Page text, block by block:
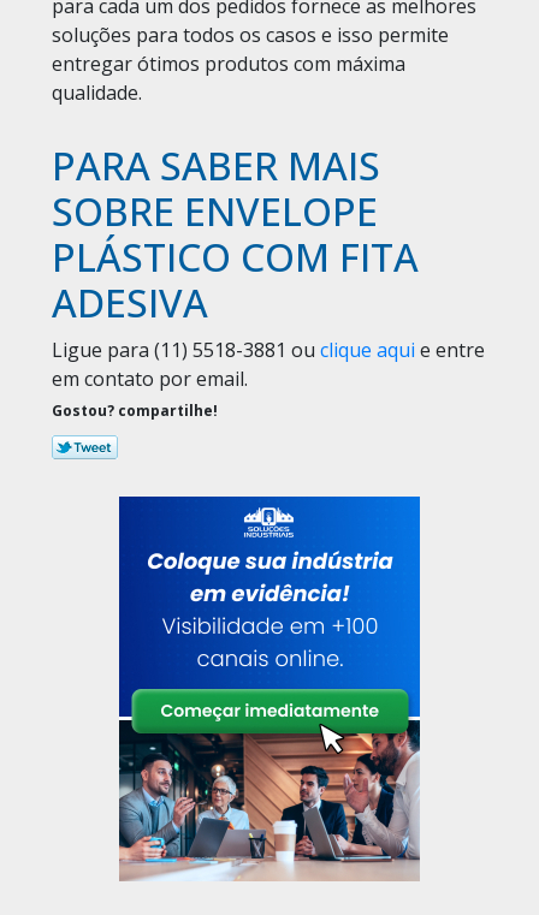
para cada um dos pedidos fornece as melhores
soluções para todos os casos e isso permite
entregar ótimos produtos com máxima
qualidade.
PARA SABER MAIS
SOBRE ENVELOPE
PLÁSTICO COM FITA
ADESIVA
Ligue para (11) 5518-3881 ou clique aqui e entre
em contato por email.
Gostou? compartilhe!